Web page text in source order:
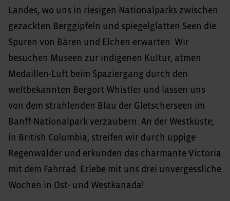
Landes, wo uns in riesigen Nationalparks zwischen
gezackten Berggipfeln und spiegelglatten Seen die
Spuren von Bären und Elchen erwarten. Wir
besuchen Museen zur indigenen Kultur, atmen
Medaillen-Luft beim Spaziergang durch den
weltbekannten Bergort Whistler und lassen uns
von dem strahlenden Blau der Gletscherseen im
Banff-Nationalpark verzaubern. An der Westküste,
in British Columbia, streifen wir durch üppige
Regenwälder und erkunden das charmante Victoria
mit dem Fahrrad. Erlebe mit uns drei unvergessliche
Wochen in Ost- und Westkanada!